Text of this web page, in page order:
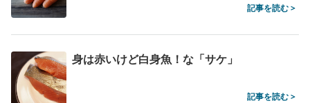
記事を読む >
身は赤いけど白身魚！な「サケ」
記事を読む >